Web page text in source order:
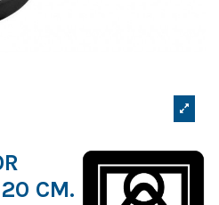
20 CM.